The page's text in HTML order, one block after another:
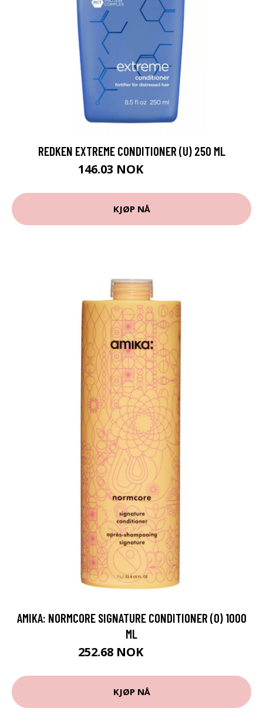
REDKEN EXTREME CONDITIONER (U) 250 ML
146.03 NOK
KJØP NÅ
AMIKA: NORMCORE SIGNATURE CONDITIONER (O) 1000
ML
252.68 NOK
KJØP NÅ